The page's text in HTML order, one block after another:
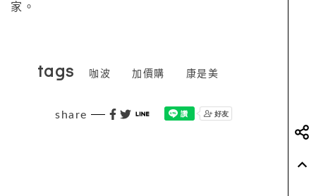
家。
tags 咖波 加價購 康是美
share